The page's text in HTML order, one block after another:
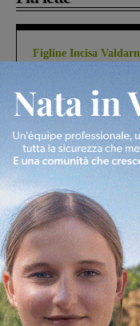
Figline Incisa
Piscina di
Pnrr, il gruppo
ringraziamento
Cronaca 4 Agosto 2026
Un anno fa la
Gianni, Giulia e
processo, lo stop
Cronaca 3 Agosto 2026
Scomparso da
Fiorentino
Levane nel 2020